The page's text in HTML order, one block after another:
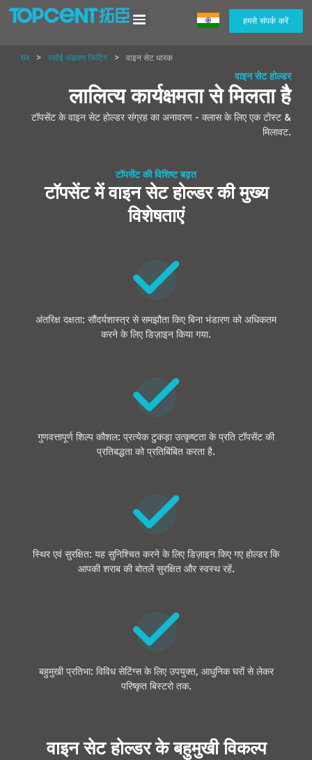
हमसे संपर्क करें
घर > रसोई भंडारण फिटिंग > वाइन सेट धारक
वाइन सेट होल्डर
लालित्य कार्यक्षमता से मिलता है
टॉपसेंट के वाइन सेट होल्डर संग्रह का अनावरण - क्लास के लिए एक टोस्ट &
मिलावट.
टॉपसेंट की विशिष्ट बढ़त
टॉपसेंट में वाइन सेट होल्डर की मुख्य
विशेषताएं
अंतरिक्ष दक्षता: सौंदर्यशास्त्र से समझौता किए बिना भंडारण को अधिकतम
करने के लिए डिज़ाइन किया गया.
गुणवत्तापूर्ण शिल्प कौशल: प्रत्येक टुकड़ा उत्कृष्टता के प्रति टॉपसेंट की
प्रतिबद्धता को प्रतिबिंबित करता है.
स्थिर एवं सुरक्षित: यह सुनिश्चित करने के लिए डिज़ाइन किए गए होल्डर कि
आपकी शराब की बोतलें सुरक्षित और स्वस्थ रहें.
बहुमुखी प्रतिभा: विविध सेटिंग्स के लिए उपयुक्त, आधुनिक घरों से लेकर
परिष्कृत बिस्टरो तक.
वाइन सेट होल्डर के बहुमुखी विकल्प